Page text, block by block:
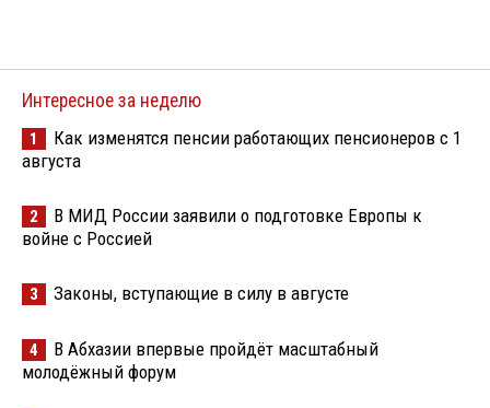
Интересное за неделю
1
Как изменятся пенсии работающих пенсионеров с 1
августа
2
В МИД России заявили о подготовке Европы к
войне с Россией
3 Законы, вступающие в силу в августе
4
В Абхазии впервые пройдёт масштабный
молодёжный форум